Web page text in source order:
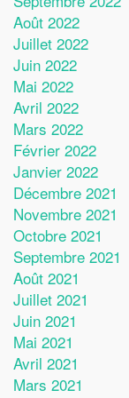
Août 2022
Juillet 2022
Juin 2022
Mai 2022
Avril 2022
Mars 2022
Février 2022
Janvier 2022
Décembre 2021
Novembre 2021
Octobre 2021
Septembre 2021
Août 2021
Juillet 2021
Juin 2021
Mai 2021
Avril 2021
Mars 2021